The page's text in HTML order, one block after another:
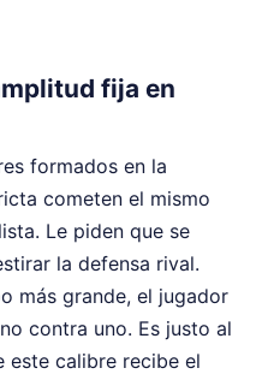
fija en
formados en la
cometen el mismo
Le piden que se
la defensa rival.
más grande, el jugador
contra uno. Es justo al
este calibre recibe el